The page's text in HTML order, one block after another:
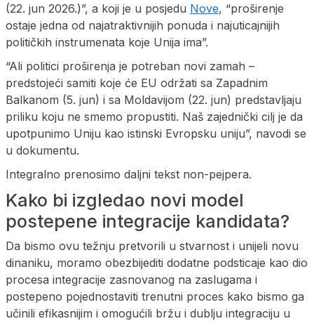
(22. jun 2026.)”, a koji je u posjedu Nove, “proširenje
ostaje jedna od najatraktivnijih ponuda i najuticajnijih
političkih instrumenata koje Unija ima”.
“Ali politici proširenja je potreban novi zamah –
predstojeći samiti koje će EU održati sa Zapadnim
Balkanom (5. jun) i sa Moldavijom (22. jun) predstavljaju
priliku koju ne smemo propustiti. Naš zajednički cilj je da
upotpunimo Uniju kao istinski Evropsku uniju”, navodi se
u dokumentu.
Integralno prenosimo daljni tekst non-pejpera.
Kako bi izgledao novi model
postepene integracije kandidata?
Da bismo ovu težnju pretvorili u stvarnost i unijeli novu
dinaniku, moramo obezbijediti dodatne podsticaje kao dio
procesa integracije zasnovanog na zaslugama i
postepeno pojednostaviti trenutni proces kako bismo ga
učinili efikasnijim i omogućili bržu i dublju integraciju u